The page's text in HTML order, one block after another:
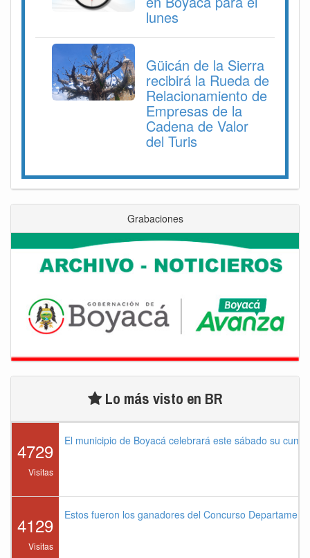
lunes
Güicán de la Sierra
recibirá la Rueda de
Relacionamiento de
Empresas de la
Cadena de Valor
del Turis
Grabaciones
Lo más visto en BR
4729
Visitas
El municipio de Boyacá celebrará este sábado su
4129
Visitas
Estos fueron los ganadores del Concurso